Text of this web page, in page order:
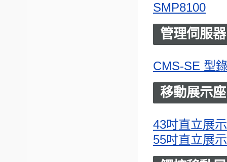
SMP8100
管理伺服器
CMS-SE 型
移動展示座
43吋直立展
55吋直立展